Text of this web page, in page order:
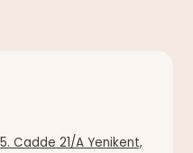
Cadde 21/A Yenikent,